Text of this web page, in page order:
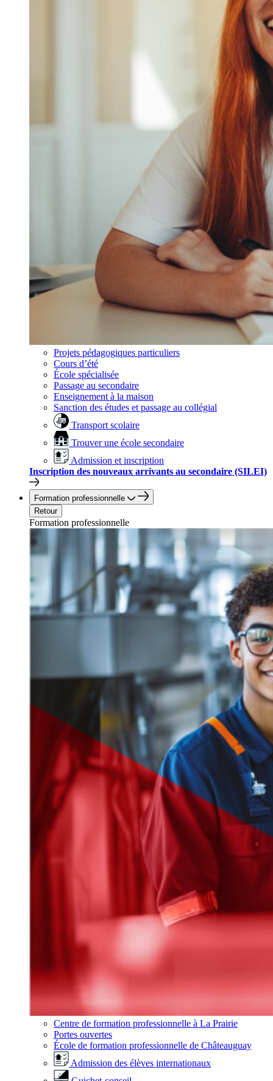
Projets pédagogiques particuliers
Cours d’été
École spécialisée
Passage au secondaire
Enseignement à la maison
Sanction des études et passage au collégial
Transport scolaire
Trouver une école secondaire
Admission et inscription
Inscription des nouveaux arrivants au secondaire (SILEI)
Formation professionnelle
Retour
Formation professionnelle
Centre de formation professionnelle à La Prairie
Portes ouvertes
École de formation professionnelle de Châteauguay
Admission des élèves internationaux